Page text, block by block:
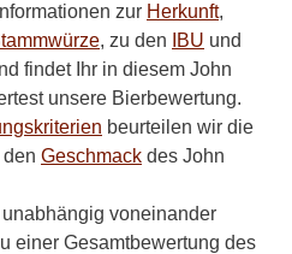
zur Herkunft,
, zu den IBU und
findet Ihr in diesem John
unsere Bierbewertung.
beurteilen wir die
Geschmack des John
voneinander
einer Gesamtbewertung des